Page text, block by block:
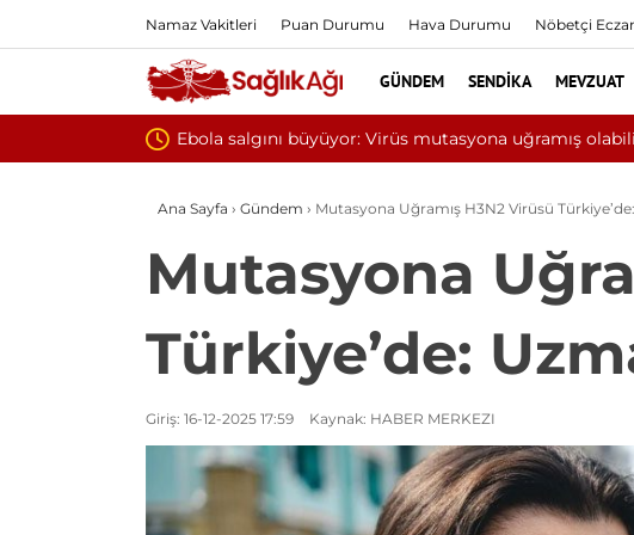
Namaz Vakitleri Puan Durumu Hava Durumu Nöbetçi
GÜNDEM SENDIKA MEVZUAT
Yılın ilk 6 ayında 10 bini aşkın hasta
Ana Sayfa › Gündem › Mutasyona Uğramış H3N2 Virüsü
Mutasyona
Türkiye’de:
Giriş: 16-12-2025 17:59 Kaynak: HABER MERKEZI